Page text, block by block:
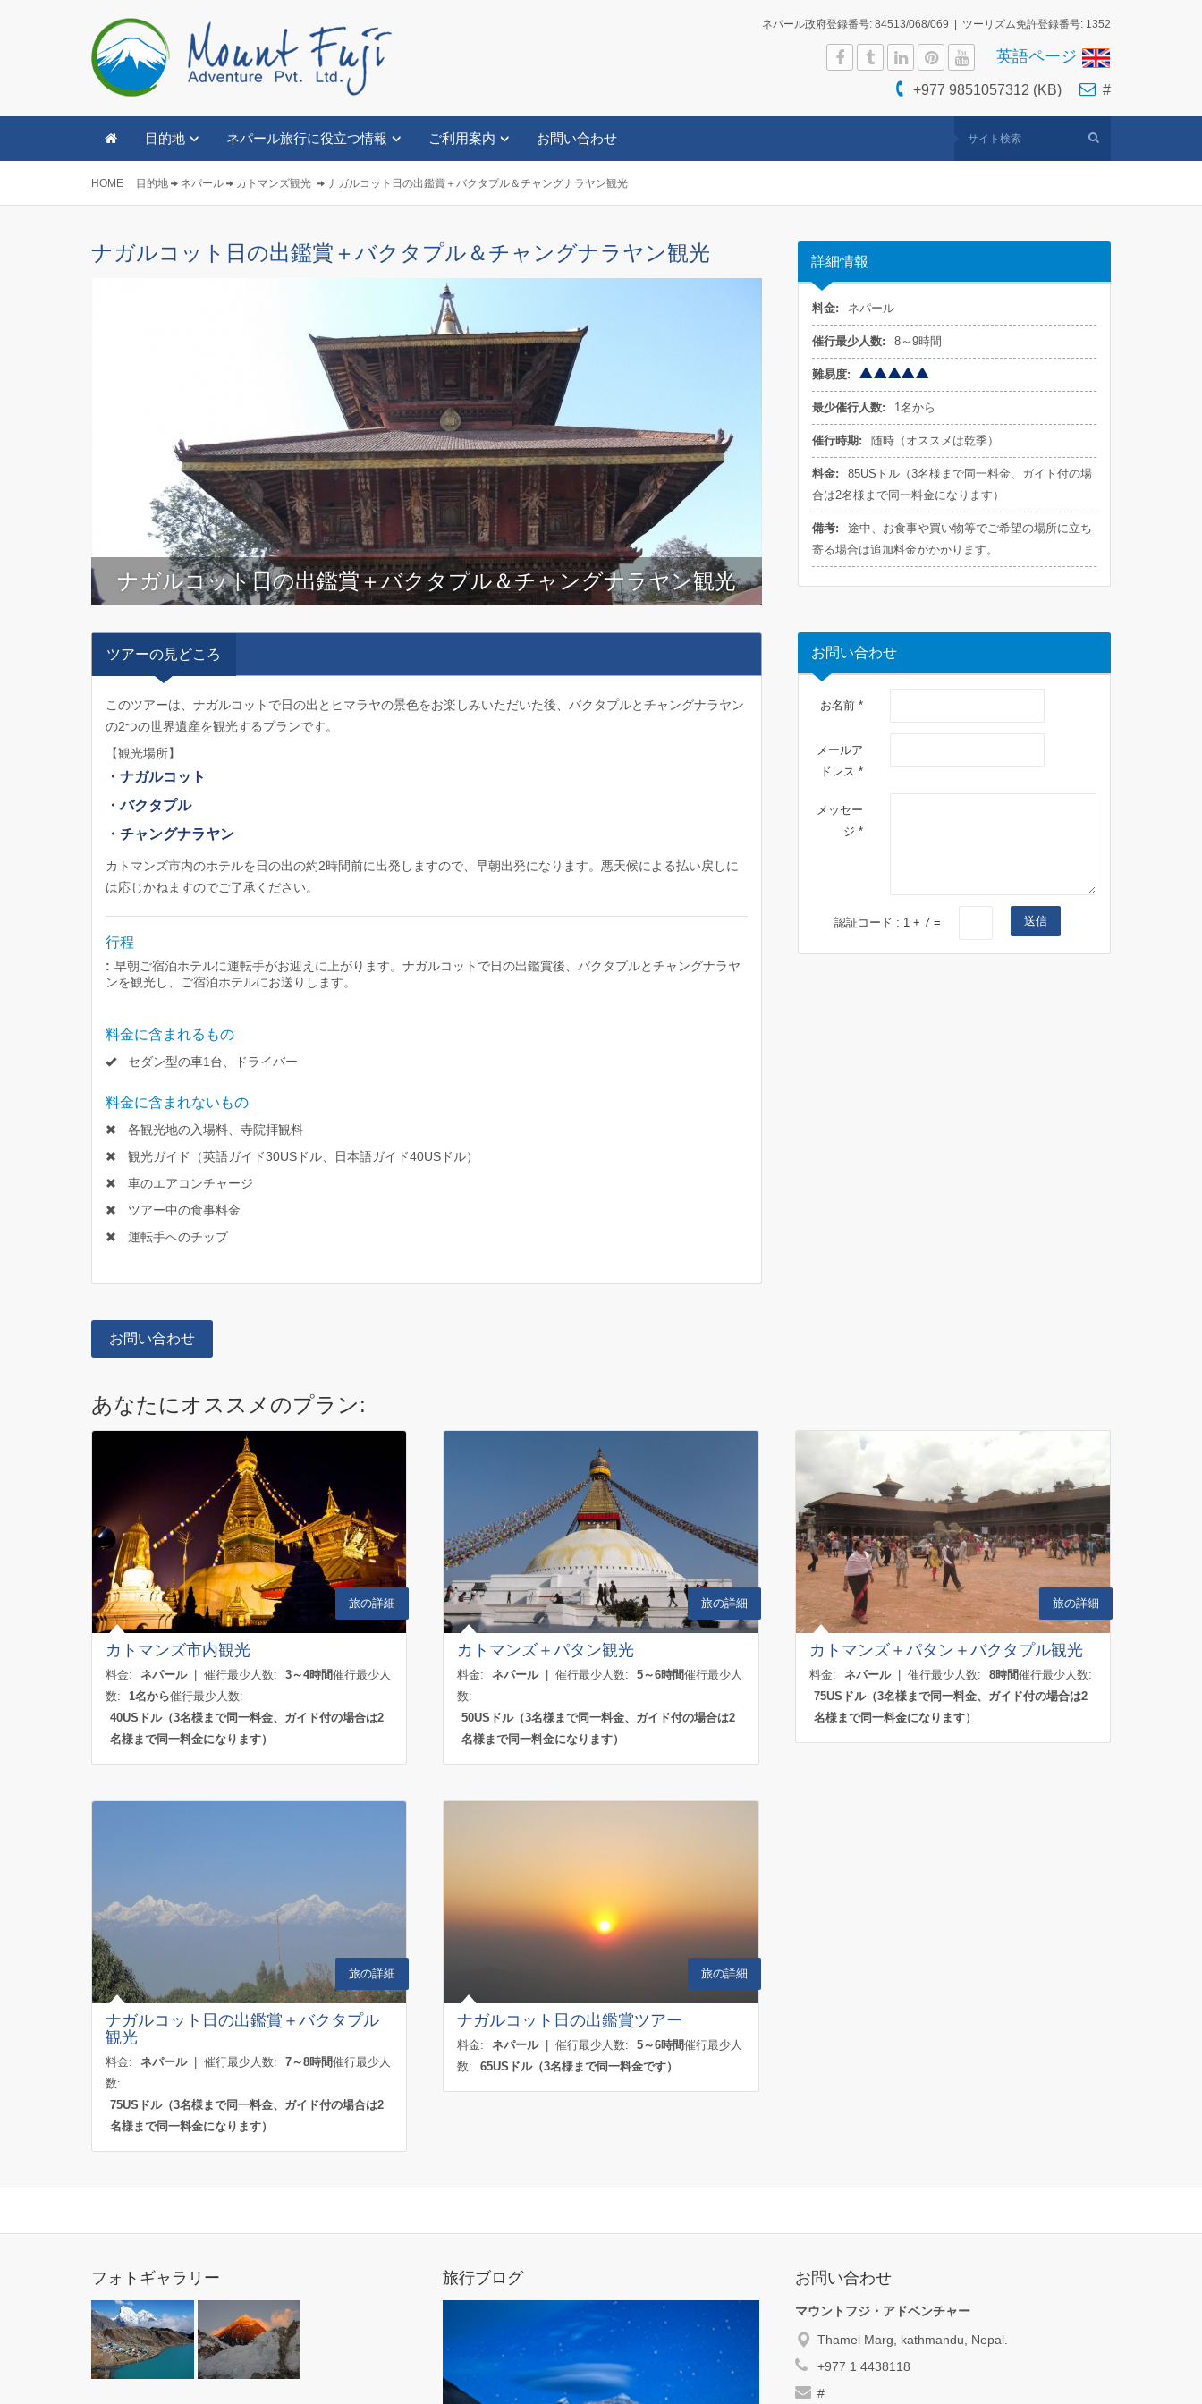
ネパール政府登録番号: 84513/068/069 | ツーリズム免許登録番号: 1352
英語ページ
+977 9851057312 (KB) #
目的地 ネパール旅行に役立つ情報 ご利用案内 お問い合わせ
HOME 目的地 ネパール カトマンズ観光 ナガルコット日の出鑑賞＋バクタプル＆チャングナラヤン観光
ナガルコット日の出鑑賞＋バクタプル＆チャングナラヤン観光
ナガルコット日の出鑑賞＋バクタプル＆チャングナラヤン観光
詳細情報
料金: ネパール
催行最少人数: 8～9時間
難易度:
最少催行人数: 1名から
催行時期: 随時（オススメは乾季）
料金:
85USドル（3名様まで同一料金、ガイド付の場
合は2名様まで同一料金になります）
備考:
途中、お食事や買い物等でご希望の場所に立ち
寄る場合は追加料金がかかります。
ツアーの見どころ
このツアーは、ナガルコットで日の出とヒマラヤの景色をお楽しみいただいた後、バクタプルとチャングナラヤン
の2つの世界遺産を観光するプランです。
【観光場所】
・ナガルコット
・バクタプル
・チャングナラヤン
カトマンズ市内のホテルを日の出の約2時間前に出発しますので、早朝出発になります。悪天候による払い戻しに
は応じかねますのでご了承ください。
行程
: 早朝ご宿泊ホテルに運転手がお迎えに上がります。ナガルコットで日の出鑑賞後、バクタプルとチャングナラヤ
ンを観光し、ご宿泊ホテルにお送りします。
料金に含まれるもの
セダン型の車1台、ドライバー
料金に含まれないもの
各観光地の入場料、寺院拝観料
観光ガイド（英語ガイド30USドル、日本語ガイド40USドル）
車のエアコンチャージ
ツアー中の食事料金
運転手へのチップ
お問い合わせ
お問い合わせ
お名前 *
メールア
ドレス *
メッセー
ジ *
認証コード : 1 + 7 = 送信
あなたにオススメのプラン:
旅の詳細
カトマンズ市内観光
料金: ネパール| 催行最少人数: 3～4時間催行最少人
数:
1名から催行最少人数:
40USドル（3名様まで同一料金、ガイド付の場合は2
名様まで同一料金になります）
旅の詳細
カトマンズ＋パタン観光
料金: ネパール| 催行最少人数: 5～6時間催行最少人
数:
50USドル（3名様まで同一料金、ガイド付の場合は2
名様まで同一料金になります）
旅の詳細
カトマンズ＋パタン＋バクタプル観光
料金: ネパール| 催行最少人数: 8時間催行最少人数:
75USドル（3名様まで同一料金、ガイド付の場合は2
名様まで同一料金になります）
旅の詳細
ナガルコット日の出鑑賞＋バクタプル
観光
料金: ネパール| 催行最少人数: 7～8時間催行最少人
数:
75USドル（3名様まで同一料金、ガイド付の場合は2
名様まで同一料金になります）
旅の詳細
ナガルコット日の出鑑賞ツアー
料金: ネパール| 催行最少人数: 5～6時間催行最少人
数:
65USドル（3名様まで同一料金です）
フォトギャラリー 旅行ブログ お問い合わせ
マウントフジ・アドベンチャー
Thamel Marg, kathmandu, Nepal.
+977 1 4438118
#